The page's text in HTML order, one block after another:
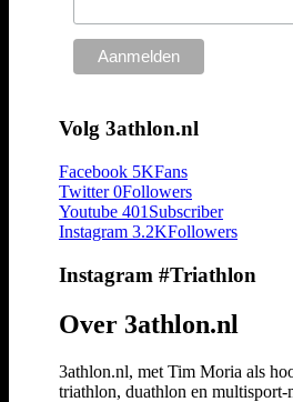
Volg 3athlon.nl
Facebook 5KFans
Twitter 0Followers
Youtube 401 Subscriber
Instagram 3.2KFollowers
Instagram #Triathlon
Over 3athlon.nl
3athlon.nl, met Tim Moria als
triathlon, duathlon en